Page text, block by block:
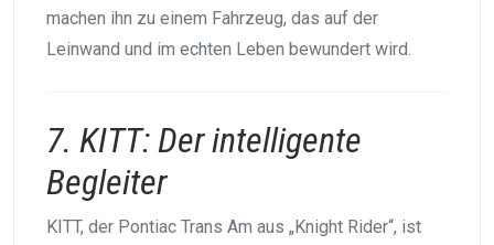
machen ihn zu einem Fahrzeug, das auf der
Leinwand und im echten Leben bewundert wird.
7. KITT: Der intelligente
Begleiter
KITT, der Pontiac Trans Am aus „Knight Rider“, ist